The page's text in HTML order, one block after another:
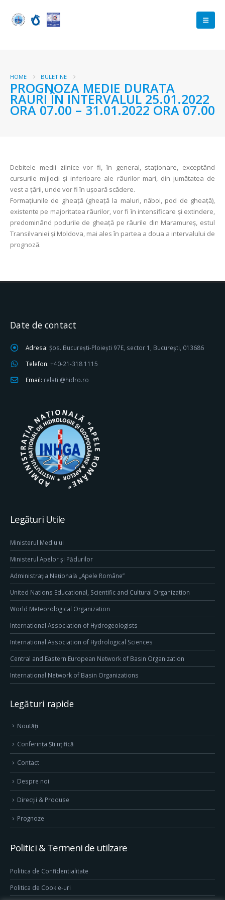
HOME BULETINE
PROGNOZA MEDIE DURATA
RAURI ÎN INTERVALUL 25.01.2022
ORA 07.00 – 31.01.2022 ORA 07.00
Debitele medii zilnice vor fi, în general, staționare, exceptând
cursurile mijlocii și inferioare ale râurilor mari, din jumătatea de
vest a țării, unde vor fi în ușoară scădere.
Formațiunile de gheață (gheață la maluri, năboi, pod de gheață),
existente pe majoritatea râurilor, vor fi în intensificare și extindere,
predominând podurile de gheață pe râurile din Maramureș, estul
Transilvaniei și Moldova, mai ales în partea a doua a intervalului de
prognoză.
Date de contact
Adresa: Șos. București-Ploiești 97E, sector 1, București, 013686
Telefon: +40-21-318 1115
Email: relatii@hidro.ro
Legături Utile
Ministerul Mediului
Ministerul Apelor și Pădurilor
Administrația Națională „Apele Române”
United Nations Educational, Scientific and Cultural Organization
World Meteorological Organization
International Association of Hydrogeologists
International Association of Hydrological Sciences
Central and Eastern European Network of Basin Organization
International Network of Basin Organizations
Legături rapide
Noutăți
Conferința Științifică
Contact
Despre noi
Direcţii & Produse
Prognoze
Politici & Termeni de utilzare
Politica de Confidentialitate
Politica de Cookie-uri